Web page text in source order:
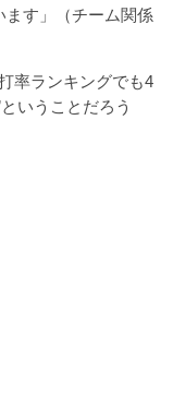
ます」（チーム関係
率ランキングでも4
いうことだろう